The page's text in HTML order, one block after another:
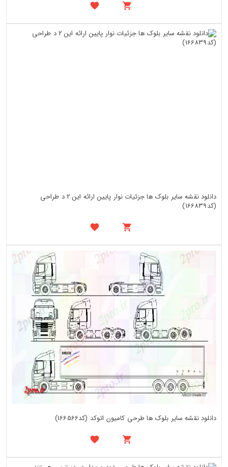
دانلود نقشه سایر بلوک ها جزئیات نوار پایین ارائه این 2 د طراحی
(کد166839)
دانلود نقشه سایر بلوک ها طرحی کامیون اتوکد (کد166566)